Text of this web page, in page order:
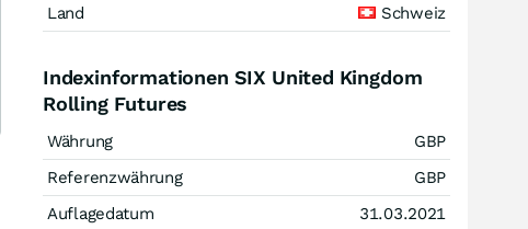
Land
Schweiz
Indexinformationen SIX United Kingdom
Rolling Futures
Währung
GBP
Referenzwährung
GBP
Auflagedatum
31.03.2021